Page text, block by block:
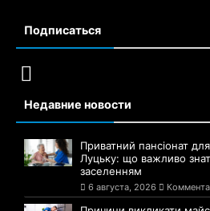
Подписаться
Недавние новости
Приватний пансіонат
Луцьку: що важливо
заселенням
6 августа, 2026